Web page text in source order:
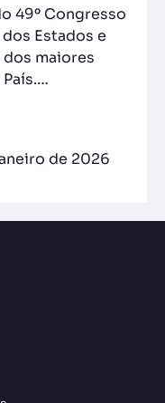
49º Congresso
Estados e
dos maiores
de 2026